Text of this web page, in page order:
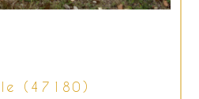
(47180)